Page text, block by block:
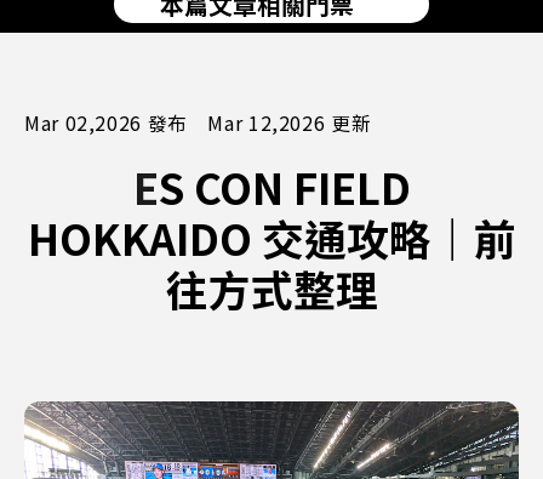
Mar 02,2026 發布 Mar 12,2026 更新
ES CON FIELD
HOKKAIDO 交通攻略｜前
往方式整理